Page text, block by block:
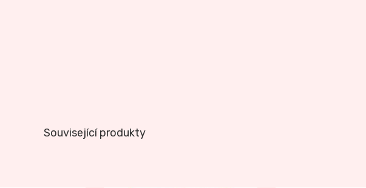
Související produkty